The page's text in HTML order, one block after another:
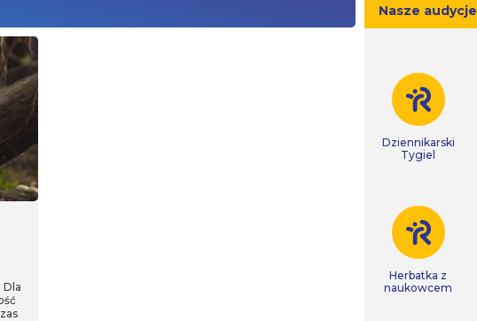
Dla
Nasze audycje
Dziennikarski
Tygiel
Herbatka z
naukowcem